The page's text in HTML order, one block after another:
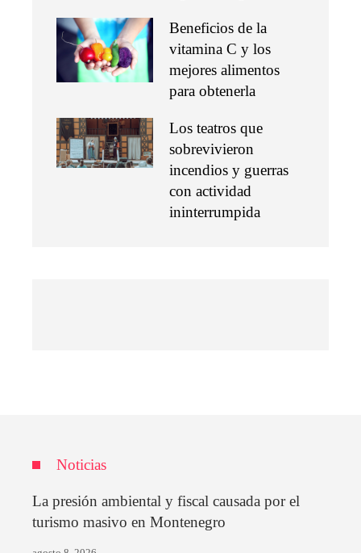
Beneficios de la
vitamina C y los
mejores alimentos
para obtenerla
Los teatros que
sobrevivieron
incendios y guerras
con actividad
ininterrumpida
Noticias
La presión ambiental y fiscal causada por el
turismo masivo en Montenegro